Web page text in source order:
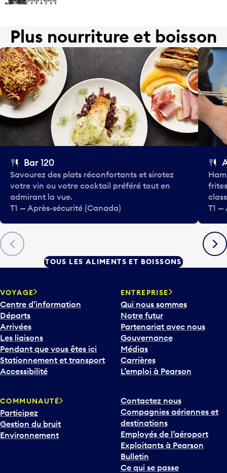
Plus nourriture et boisson
Précédent
Bar 120
Savourez des plats réconfortants et sirotez
votre vin ou votre cocktail préféré tout en
admirant la vue.
T1 — Après-sécurité (Canada)
T1
TOUS LES ALIMENTS ET BOISSONS
VOYAGE
Centre d’information
Départs
Arrivées
Les liaisons
Pendant que vous êtes ici
Stationnement et transport
Accessibilité
ENTREPRISE
Qui nous sommes
Notre futur
Partenariat avec nous
Gouvernance
Médias
Carrières
L’emploi à Pearson
COMMUNAUTÉ
Participez
Gestion du bruit
Environnement
Contactez nous
Compagnies aériennes et
destinations
Employés de l’aéroport
Exploitants à Pearson
Bulletin
Ce qui se passe